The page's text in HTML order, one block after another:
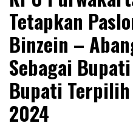
Tetapkan
Binzein –
Sebagai
Bupati
2024